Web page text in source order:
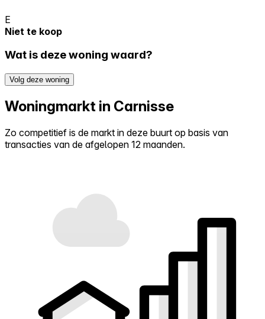
E
Niet te koop
Wat is deze woning waard?
Volg deze woning
Woningmarkt in Carnisse
Zo competitief is de markt in deze buurt op basis van
transacties van de afgelopen 12 maanden.